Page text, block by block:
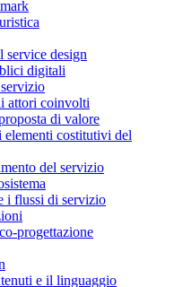
service design
digitali
attori coinvolti
di valore
elementi costitutivi del
del servizio
i flussi di servizio
progettazione
e il linguaggio